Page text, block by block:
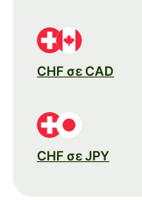
CHF σε CAD
CHF σε JPY